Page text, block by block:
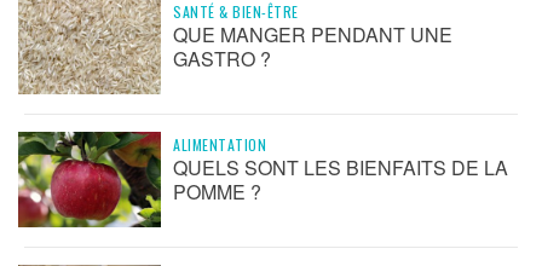
SANTÉ & BIEN-ÊTRE
QUE MANGER PENDANT UNE
GASTRO ?
ALIMENTATION
QUELS SONT LES BIENFAITS DE LA
POMME ?